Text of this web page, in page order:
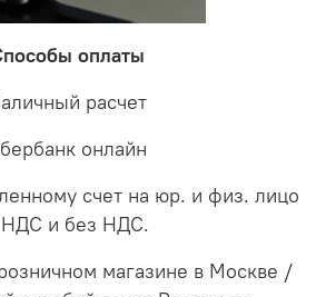
оплаты
расчет
онлайн
счет на юр. и физ. лицо
НДС и без НДС.
магазине в Москве /